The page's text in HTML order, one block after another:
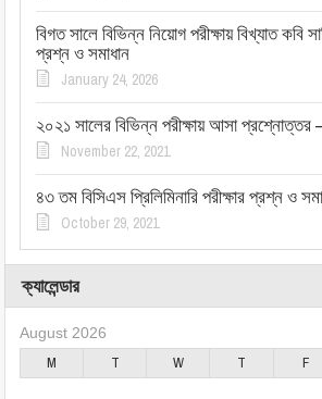
বিগত সালে বিভিন্ন নিয়োগ পরীক্ষায় বিখ্যাত কবি
প্রশ্ন ও সমাধান
January 24, 2026
২০২১ সালের বিভিন্ন পরীক্ষায় আসা প্রশ্নোত্তর –
November 22, 2021
৪৩ তম বিসিএস প্রিলিমিনারি পরীক্ষার প্রশ্ন ও
October 29, 2021
ক্যালেন্ডার
August 2026
M T W T F